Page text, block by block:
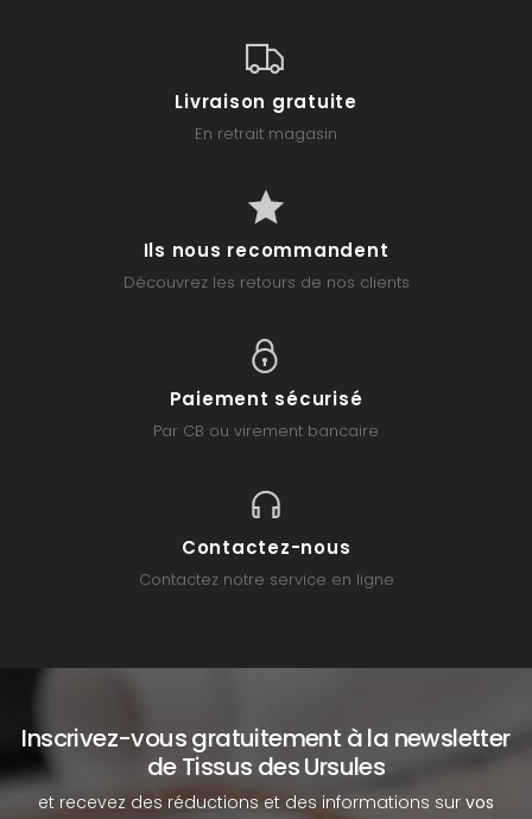
Livraison gratuite
En retrait magasin
Ils nous recommandent
Découvrez les retours de nos clients
Paiement sécurisé
Par CB ou virement bancaire
Contactez-nous
Contactez notre service en ligne
Inscrivez-vous gratuitement à la newsletter
de Tissus des Ursules
et recevez des réductions et des informations sur vos